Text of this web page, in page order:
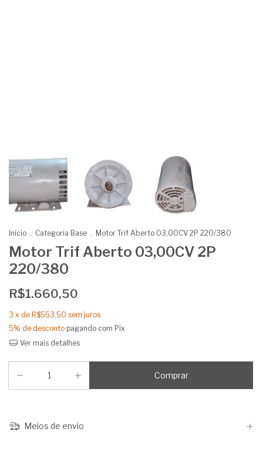
Início . Categoria Base . Motor Trif Aberto 03,00CV 2P 220/380
Motor Trif Aberto 03,00CV 2P
220/380
R$1.660,50
3 x de R$553,50 sem juros
5% de desconto pagando com Pix
Ver mais detalhes
Meios de envio